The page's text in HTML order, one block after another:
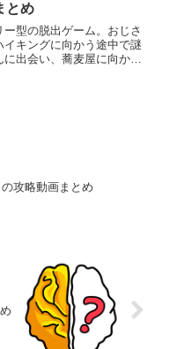
とめ
ー型の脱出ゲーム。おじさ
イキングに向かう途中で謎
出会い、蕎麦屋に向かう
の攻略動画まとめ